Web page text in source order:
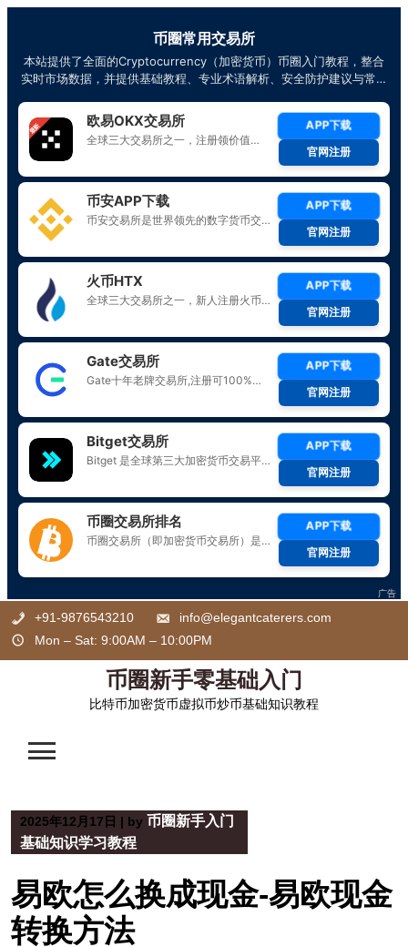
Skip
+91-9876543210
info@elegantcaterers.com
Mon – Sat: 9:00AM – 10:00PM
币圈新手零基础入门
比特币加密货币虚拟币炒币基础知识教程
2025年12月17日 | by 币圈新手入门
基础知识学习教程
易欧怎么换成现金-易欧现金
转换方法